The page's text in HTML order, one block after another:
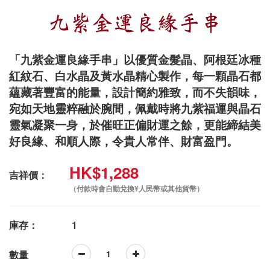
九紫金運良緣手串
「九紫金運良緣手串」以優質金髮晶、阿根廷冰種
紅紋石、白水晶及黃水晶精心製作，每一顆晶石都
蘊藏著豐富的能量，設計簡約雅致，而不失韻味，
宛如天地靈粹融於腕間，佩戴時將九紫福運與晶石
靈氣凝聚一身，於催旺正偏財運之餘，更能締結美
好良緣、和順人際，令貴人常伴、財富盈門。
吉祥價： HK$1,288
（付款時會自動兌換¥人民幣或其他貨幣）
庫存： 1
數量